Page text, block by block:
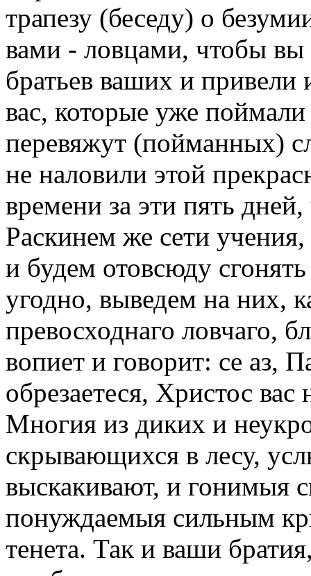
трапезу (беседу) о
вами - ловцами, чтобы
братьев ваших и
вас, которые уже
перевяжут (пойманных)
не наловили этой
времени за эти пять
Раскинем же сети
и будем отовсюду
угодно, выведем на них,
превосходнаго ловчаго,
вопиет и говорит: се аз,
обрезаетеся, Христос
Многия из диких и
скрывающихся в лесу,
выскакивают, и гонимыя
понуждаемыя сильным
тенета. Так и ваши